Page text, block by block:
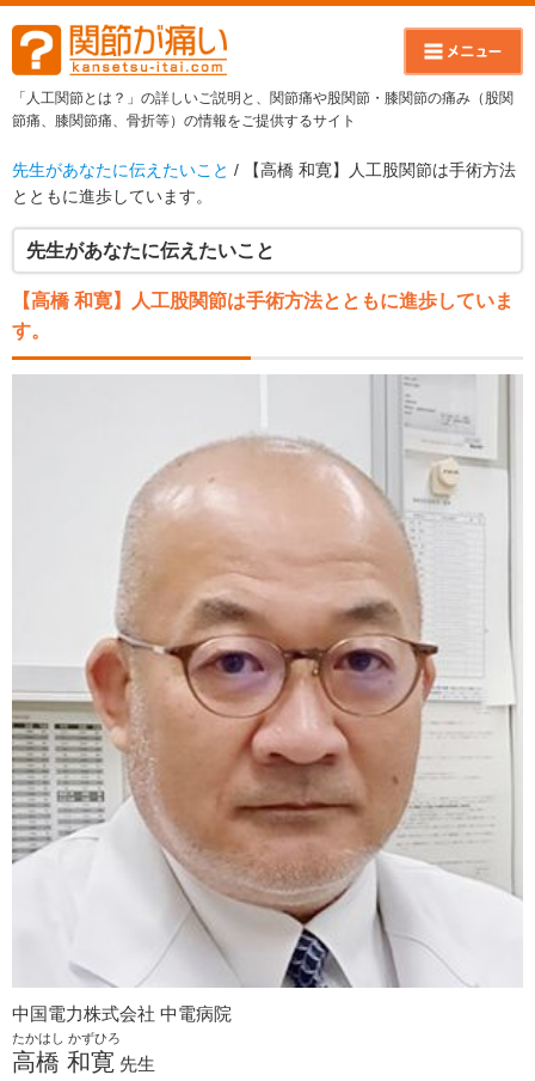
「人工関節とは？」の詳しいご説明と、関節痛や股関節・膝関節の痛み（股関
節痛、膝関節痛、骨折等）の情報をご提供するサイト
先生があなたに伝えたいこと / 【高橋 和寛】人工股関節は手術方法
とともに進歩しています。
先生があなたに伝えたいこと
【高橋 和寛】人工股関節は手術方法とともに進歩していま
す。
中国電力株式会社 中電病院
たかはし かずひろ
高橋 和寛 先生